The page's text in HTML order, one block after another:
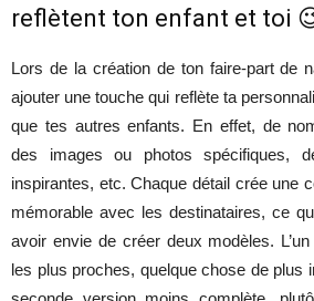
reflètent ton enfant et toi
Lors de la création de ton faire-part de
ajouter une touche qui reflète ta
que tes autres enfants. En effet, de
des images ou photos spécifiques,
inspirantes, etc. Chaque détail crée une
mémorable avec les destinataires, ce
avoir envie de créer deux modèles.
les plus proches, quelque chose de plus